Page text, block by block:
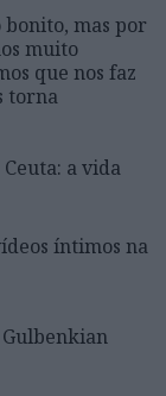
mas por
muito
que nos faz
torna
Ceuta: a vida
íntimos na